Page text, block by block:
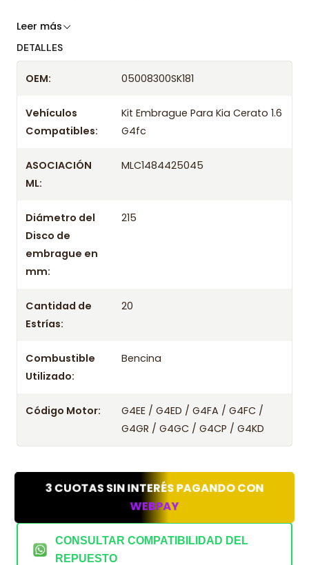
Somos especialistas en embragues desde 2019,
tienda previo correo de confirmación.
Leer más
DETALLES
OEM: 05008300SK181
Vehículos
Compatibles:
Kit Embrague Para Kia Cerato 1.6
G4fc
ASOCIACIÓN
ML:
MLC1484425045
Diámetro del
Disco de
embrague en
mm:
215
Cantidad de
Estrías:
20
Combustible
Utilizado:
Bencina
Código Motor:
G4EE / G4ED / G4FA / G4FC /
G4GR / G4GC / G4CP / G4KD
3 CUOTAS SIN INTERÉS PAGANDO CON
WEBPAY
CONSULTAR COMPATIBILIDAD DEL
REPUESTO